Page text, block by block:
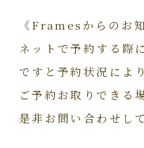
《Framesからのお
ネットで予約する際
ですと予約状況により
ご予約お取りできる
是非お問い合わせし